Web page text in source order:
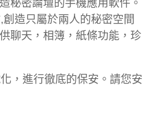
秘密論壇的手機應用軟件。
造只屬於兩人的秘密空間
聊天，相簿，紙條功能，珍
，進行徹底的保安。請您安